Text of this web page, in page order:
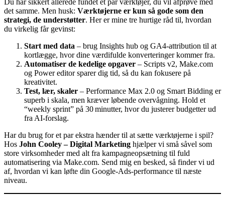
det samme. Men husk: Værktøjerne er kun så gode som den
strategi, de understøtter. Her er mine tre hurtige råd til, hvordan
du virkelig får gevinst:
Start med data – brug Insights hub og GA4‑attribution til at
kortlægge, hvor dine værdifulde konverteringer kommer fra.
Automatiser de kedelige opgaver – Scripts v2, Make.com
og Power editor sparer dig tid, så du kan fokusere på
kreativitet.
Test, lær, skaler – Performance Max 2.0 og Smart Bidding er
superb i skala, men kræver løbende overvågning. Hold et
“weekly sprint” på 30 minutter, hvor du justerer budgetter ud
fra AI‑forslag.
Har du brug for et par ekstra hænder til at sætte værktøjerne i spil?
Hos John Cooley – Digital Marketing hjælper vi små såvel som
store virksomheder med alt fra kampagneopsætning til fuld
automatisering via Make.com. Send mig en besked, så finder vi ud
af, hvordan vi kan løfte din Google‑Ads‑performance til næste
niveau.